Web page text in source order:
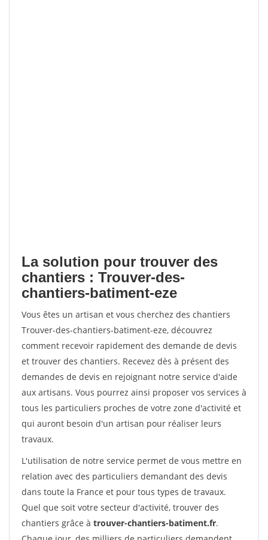
La solution pour trouver des
chantiers : Trouver-des-
chantiers-batiment-eze
Vous êtes un artisan et vous cherchez des chantiers
Trouver-des-chantiers-batiment-eze, découvrez
comment recevoir rapidement des demande de devis
et trouver des chantiers. Recevez dès à présent des
demandes de devis en rejoignant notre service d'aide
aux artisans. Vous pourrez ainsi proposer vos services à
tous les particuliers proches de votre zone d'activité et
qui auront besoin d'un artisan pour réaliser leurs
travaux.
L'utilisation de notre service permet de vous mettre en
relation avec des particuliers demandant des devis
dans toute la France et pour tous types de travaux.
Quel que soit votre secteur d'activité, trouver des
chantiers grâce à trouver-chantiers-batiment.fr.